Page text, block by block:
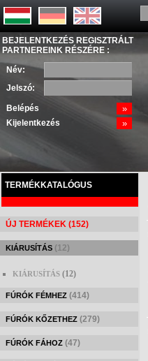
BEJELENTKEZÉS REGISZTRÁLT
PARTNEREINK RÉSZÉRE :
Név:
Jelszó:
Belépés »
Kijelentkezés »
TERMÉKKATALÓGUS
ÚJ TERMÉKEK (152)
KIÁRUSÍTÁS (12)
KIÁRUSÍTÁS (12)
FÚRÓK FÉMHEZ (414)
FÚRÓK KŐZETHEZ (279)
FÚRÓK FÁHOZ (47)